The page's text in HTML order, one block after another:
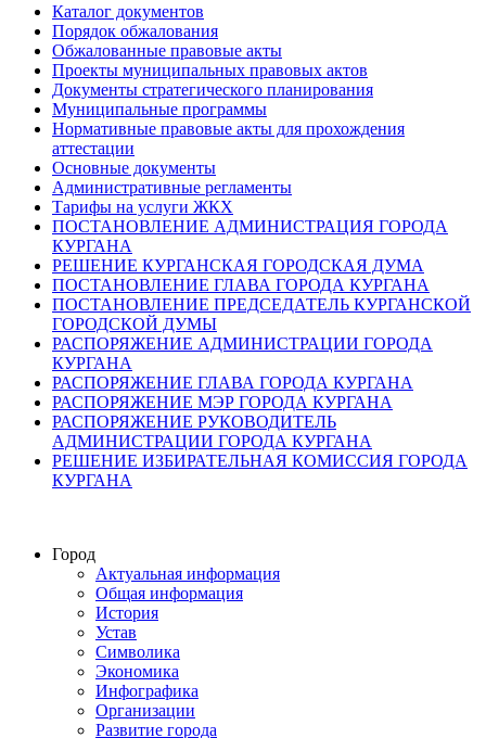
Каталог документов
Порядок обжалования
Обжалованные правовые акты
Проекты муниципальных правовых актов
Документы стратегического планирования
Муниципальные программы
Нормативные правовые акты для прохождения
аттестации
Основные документы
Административные регламенты
Тарифы на услуги ЖКХ
ПОСТАНОВЛЕНИЕ АДМИНИСТРАЦИЯ ГОРОДА
КУРГАНА
РЕШЕНИЕ КУРГАНСКАЯ ГОРОДСКАЯ ДУМА
ПОСТАНОВЛЕНИЕ ГЛАВА ГОРОДА КУРГАНА
ПОСТАНОВЛЕНИЕ ПРЕДСЕДАТЕЛЬ КУРГАНСКОЙ
ГОРОДСКОЙ ДУМЫ
РАСПОРЯЖЕНИЕ АДМИНИСТРАЦИИ ГОРОДА
КУРГАНА
РАСПОРЯЖЕНИЕ ГЛАВА ГОРОДА КУРГАНА
РАСПОРЯЖЕНИЕ МЭР ГОРОДА КУРГАНА
РАСПОРЯЖЕНИЕ РУКОВОДИТЕЛЬ
АДМИНИСТРАЦИИ ГОРОДА КУРГАНА
РЕШЕНИЕ ИЗБИРАТЕЛЬНАЯ КОМИССИЯ ГОРОДА
КУРГАНА
Город
Актуальная информация
Общая информация
История
Устав
Символика
Экономика
Инфографика
Организации
Развитие города